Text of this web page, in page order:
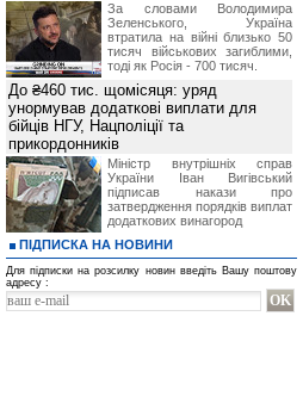
За словами Володимира
Зеленського, Україна
втратила на війні близько 50
тисяч військових загиблими,
тоді як Росія - 700 тисяч.
До ₴460 тис. щомісяця: уряд
унормував додаткові виплати для
бійців НГУ, Нацполіції та
прикордонників
Міністр внутрішніх справ
України Іван Вигівський
підписав накази про
затвердження порядків виплат
додаткових винагород
ПІДПИСКА НА НОВИНИ
Для підписки на розсилку новин введіть Вашу поштову
адресу :